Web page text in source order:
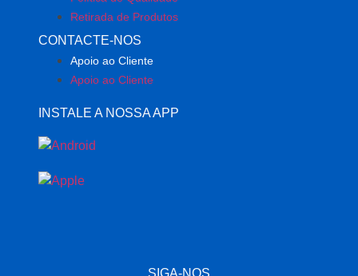
Retirada de Produtos
CONTACTE-NOS
Apoio ao Cliente
Apoio ao Cliente
INSTALE A NOSSA APP